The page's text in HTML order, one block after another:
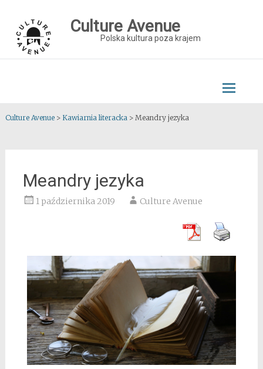
content
Culture Avenue
Polska kultura poza krajem
Culture Avenue> Kawiarnia literacka> Meandry jezyka
Meandry jezyka
1 października 2019 Culture Avenue